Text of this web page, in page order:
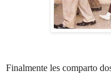
Finalmente les comparto